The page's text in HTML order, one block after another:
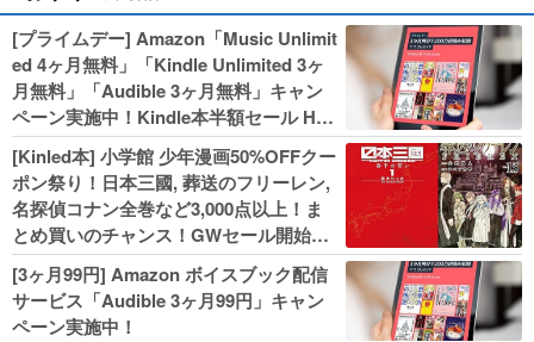
[プライムデー] Amazon「Music Unlimit
ed 4ヶ月無料」「Kindle Unlimited 3ヶ
月無料」「Audible 3ヶ月無料」キャン
ペーン実施中！Kindle本半額セール HU
NTER×HUNTERなど集英社、無職転生,
幼女戦記などKADOKAWA、キャプテン
翼100円セールも！
[Kinled本] 小学館 少年漫画50%OFFクー
ポン祭り！日本三國, 葬送のフリーレン,
名探偵コナン全巻など3,000点以上！ま
とめ買いのチャンス！GWセール開始！
人気コミック多数 カドカワ祭やIT関連本
がセールに！
[3ヶ月99円] Amazon ボイスブック配信
サービス「Audible 3ヶ月99円」キャン
ペーン実施中！